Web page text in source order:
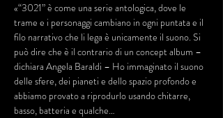
«“3021” è come una serie antologica, dove le
trame e i personaggi cambiano in ogni puntata e il
filo narrativo che li lega è unicamente il suono. Si
può dire che è il contrario di un concept album –
dichiara Angela Baraldi – Ho immaginato il suono
delle sfere, dei pianeti e dello spazio profondo e
abbiamo provato a riprodurlo usando chitarre,
basso, batteria e qualche…